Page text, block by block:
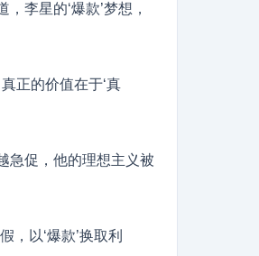
李星的‘爆款’梦想，
正的价值在于‘真
急促，他的理想主义被
，以‘爆款’换取利